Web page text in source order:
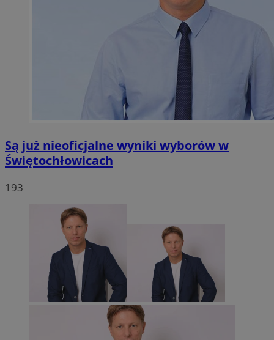
Są już nieoficjalne wyniki wyborów w
Świętochłowicach
193